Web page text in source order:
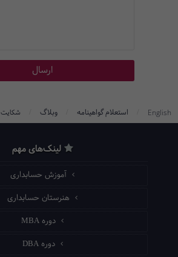
English استعلام گواهینامه وبلاگ شکایت
لینک‌های مهم
آموزش حسابداری
هنرستان حسابداری
دوره MBA
دوره DBA